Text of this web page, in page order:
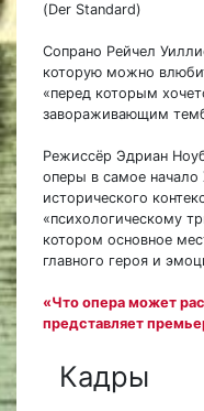
(Der Standard)
Сопрано Рейчел
которую можно
«перед которым
завораживающим
Режиссёр Эдриан
оперы в самое начало
исторического
«психологическому
котором основное
главного героя и
«Что опера может
представляет
Кадры